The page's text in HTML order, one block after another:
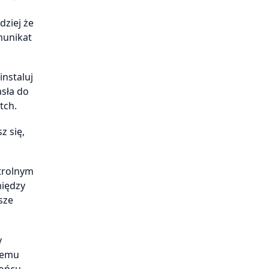
że
do
się,